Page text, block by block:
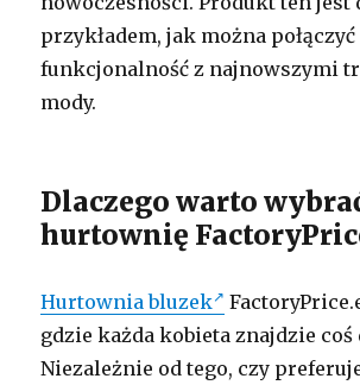
przykładem, jak można połączyć
funkcjonalność z najnowszymi
mody.
Dlaczego warto
hurtownię
Hurtownia bluzek
gdzie każda kobieta znajdzie coś
Niezależnie od tego, czy